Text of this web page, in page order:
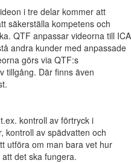
i tre delar kommer att
säkerställa kompetens och
QTF anpassar videorna till ICA
andra kunder med anpassade
görs via QTF:s
tillgång. Där finns även
kontroll av förtryck i
kontroll av spädvatten och
utföra om man bara vet hur
det ska fungera.